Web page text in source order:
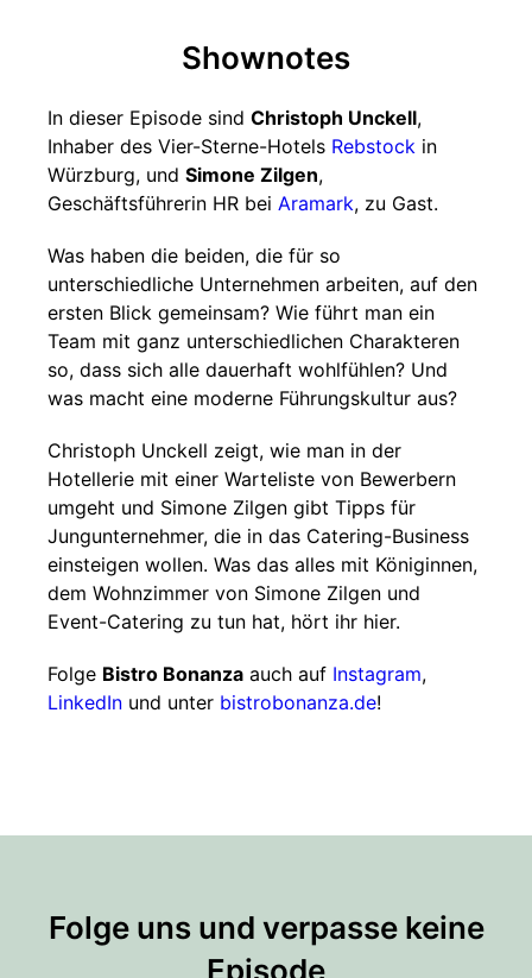
Shownotes
In dieser Episode sind Christoph Unckell,
Inhaber des Vier-Sterne-Hotels Rebstock in
Würzburg, und Simone Zilgen,
Geschäftsführerin HR bei Aramark, zu Gast.
Was haben die beiden, die für so
unterschiedliche Unternehmen arbeiten, auf den
ersten Blick gemeinsam? Wie führt man ein
Team mit ganz unterschiedlichen Charakteren
so, dass sich alle dauerhaft wohlfühlen? Und
was macht eine moderne Führungskultur aus?
Christoph Unckell zeigt, wie man in der
Hotellerie mit einer Warteliste von Bewerbern
umgeht und Simone Zilgen gibt Tipps für
Jungunternehmer, die in das Catering-Business
einsteigen wollen. Was das alles mit Königinnen,
dem Wohnzimmer von Simone Zilgen und
Event-Catering zu tun hat, hört ihr hier.
Folge Bistro Bonanza auch auf Instagram,
LinkedIn und unter bistrobonanza.de!
Folge uns und verpasse keine
Episode